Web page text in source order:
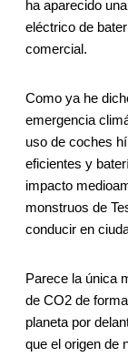
ha aparecido
eléctrico de
comercial.
Como ya he
emergencia
uso de coches
eficientes y
impacto
monstruos de
conducir en
Parece la única
de CO2 de
planeta por
que el origen de